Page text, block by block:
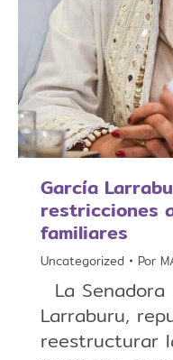
García
restricciones
familiares
Uncategorized Por
La Senadora
Larraburu,
reestructurar